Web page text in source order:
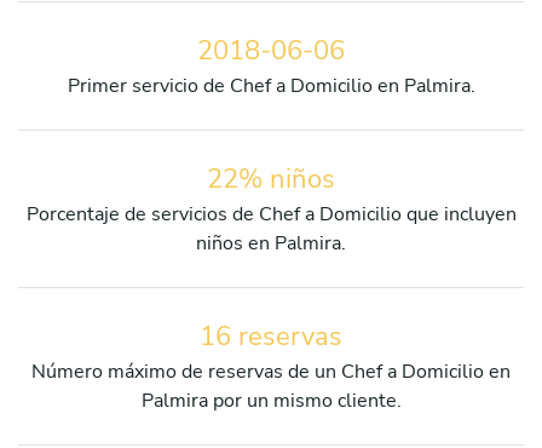
2018-06-06
Primer servicio de Chef a Domicilio en Palmira.
22% niños
Porcentaje de servicios de Chef a Domicilio que incluyen
niños en Palmira.
16 reservas
Número máximo de reservas de un Chef a Domicilio en
Palmira por un mismo cliente.